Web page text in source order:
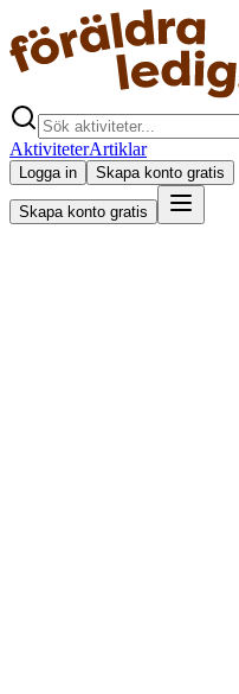
AktiviteterArtiklar
Logga in Skapa konto gratis
Skapa konto gratis